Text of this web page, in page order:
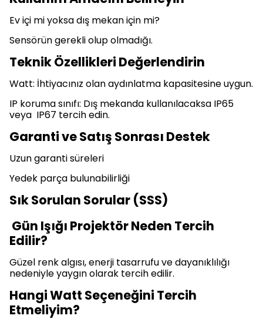
Ev içi mi yoksa dış mekan için mi?
Sensörün gerekli olup olmadığı.
Teknik Özellikleri Değerlendirin
Watt: İhtiyacınız olan aydınlatma kapasitesine uygun.
IP koruma sınıfı: Dış mekanda kullanılacaksa IP65
veya IP67 tercih edin.
Garanti ve Satış Sonrası Destek
Uzun garanti süreleri
Yedek parça bulunabilirliği
Sık Sorulan Sorular (SSS)
Gün Işığı Projektör Neden Tercih
Edilir?
Güzel renk algısı, enerji tasarrufu ve dayanıklılığı
nedeniyle yaygın olarak tercih edilir.
Hangi Watt Seçeneğini Tercih
Etmeliyim?